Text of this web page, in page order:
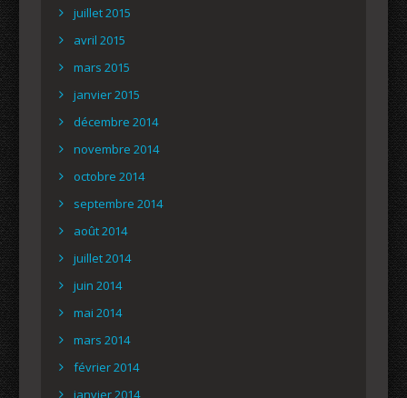
juillet 2015
avril 2015
mars 2015
janvier 2015
décembre 2014
novembre 2014
octobre 2014
septembre 2014
août 2014
juillet 2014
juin 2014
mai 2014
mars 2014
février 2014
janvier 2014